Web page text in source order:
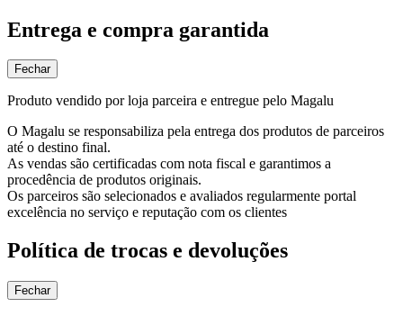
Entrega e compra garantida
Fechar
Produto vendido por loja parceira e entregue pelo Magalu
O Magalu se responsabiliza pela entrega dos produtos de parceiros
até o destino final.
As vendas são certificadas com nota fiscal e garantimos a
procedência de produtos originais.
Os parceiros são selecionados e avaliados regularmente portal
excelência no serviço e reputação com os clientes
Política de trocas e devoluções
Fechar